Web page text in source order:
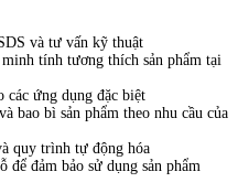
và tư vấn kỹ thuật
tính tương thích sản phẩm tại
ứng dụng đặc biệt
bao bì sản phẩm theo nhu cầu của
quy trình tự động hóa
đảm bảo sử dụng sản phẩm